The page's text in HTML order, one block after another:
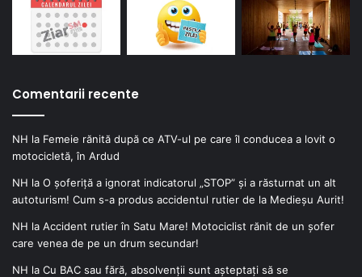
Comentarii recente
NH la Femeie rănită după ce ATV-ul pe care îl conducea a lovit o
motocicletă, în Ardud
NH la O șoferiță a ignorat indicatorul „STOP” și a răsturnat un alt
autoturism! Cum s-a produs accidentul rutier de la Medieșu Aurit!
NH la Accident rutier în Satu Mare! Motociclist rănit de un șofer
care venea de pe un drum secundar!
NH la Cu BAC sau fără, absolvenții sunt așteptați să se